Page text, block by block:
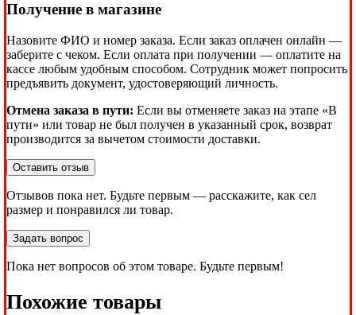
Получение в магазине
Назовите ФИО и номер заказа. Если заказ оплачен онлайн —
заберите с чеком. Если оплата при получении — оплатите на
кассе любым удобным способом. Сотрудник может попросить
предъявить документ, удостоверяющий личность.
Отмена заказа в пути: Если вы отменяете заказ на этапе «В
пути» или товар не был получен в указанный срок, возврат
производится за вычетом стоимости доставки.
Оставить отзыв
Отзывов пока нет. Будьте первым — расскажите, как сел
размер и понравился ли товар.
Задать вопрос
Пока нет вопросов об этом товаре. Будьте первым!
Похожие товары